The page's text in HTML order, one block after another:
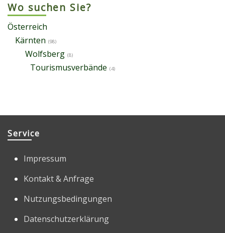
Wo suchen Sie?
Österreich
Kärnten (98)
Wolfsberg (8)
Tourismusverbände (4)
Service
Impressum
Kontakt & Anfrage
Nutzungsbedingungen
Datenschutzerklärung